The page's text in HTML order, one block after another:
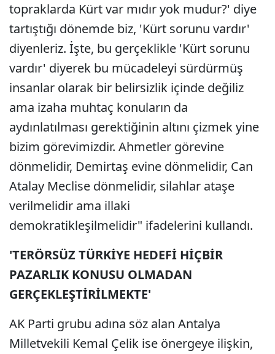
topraklarda Kürt var mıdır yok mudur?' diye
tartıştığı dönemde biz, 'Kürt sorunu vardır'
diyenleriz. İşte, bu gerçeklikle 'Kürt sorunu
vardır' diyerek bu mücadeleyi sürdürmüş
insanlar olarak bir belirsizlik içinde değiliz
ama izaha muhtaç konuların da
aydınlatılması gerektiğinin altını çizmek yine
bizim görevimizdir. Ahmetler görevine
dönmelidir, Demirtaş evine dönmelidir, Can
Atalay Meclise dönmelidir, silahlar ataşe
verilmelidir ama illaki
demokratikleşilmelidir" ifadelerini kullandı.
'TERÖRSÜZ TÜRKİYE HEDEFİ HİÇBİR
PAZARLIK KONUSU OLMADAN
GERÇEKLEŞTİRİLMEKTE'
AK Parti grubu adına söz alan Antalya
Milletvekili Kemal Çelik ise önergeye ilişkin,